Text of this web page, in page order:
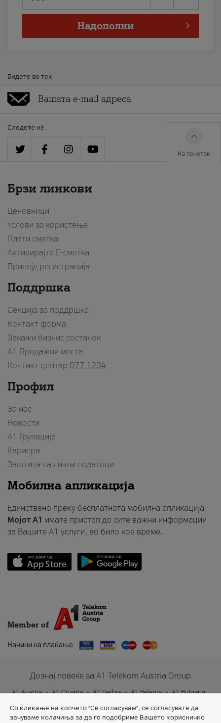
Надополни
Бидете во тек
Следете нè
На почеток
Брзи линкови
Ценовници
Услови за користење
Плати сметка
Активирајте Е-сметка
Припејд регистрација
Поддршка
Секција за поддршка
Контакт форма
Закажи бизнис состанок
A1 Продажни места
Контакт центар 077 1234
Профил
За нас
Новости
А1 Групација
Кариера
Заштита на лични податоци
Мобилна апликација
Единствено преку бесплатната мобилна апликација
Мојот A1 имате пристап до сите важни информации
за Вашите A1 услуги, во било кое време.
Member of
Начини на плаќање
Дознај повеќе за A1 Telekom Austria Group
A1 Austria A1 Croatia A1 Serbia A1 Belarus
A1 Bulgaria
A1 Slovenia
A1 Digital
Со кликање на копчето "Се согласувам", се согласувате да
зачуваме колачиња за да го подобриме Вашето корисничко